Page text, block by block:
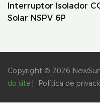
Interruptor Isolador
Solar NSPV 6P
Copyright © 2026 NewSun
do site
Política de